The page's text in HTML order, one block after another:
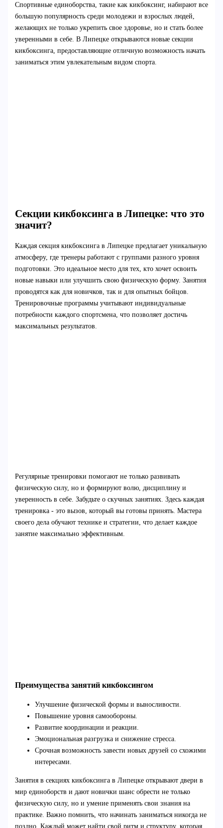
Спортивные единоборства, такие как кикбоксинг, набирают все
большую популярность среди молодежи и взрослых людей,
желающих не только укрепить свое здоровье, но и стать более
уверенными в себе. В Липецке открываются новые секции
кикбоксинга, предоставляющие отличную возможность начать
заниматься этим увлекательным видом спорта.
Секции кикбоксинга в Липецке: что это
значит?
Каждая секция кикбоксинга в Липецке предлагает уникальную
атмосферу, где тренеры работают с группами разного уровня
подготовки. Это идеальное место для тех, кто хочет освоить
новые навыки или улучшить свою физическую форму. Занятия
проводятся как для новичков, так и для опытных бойцов.
Тренировочные программы учитывают индивидуальные
потребности каждого спортсмена, что позволяет достичь
максимальных результатов.
Регулярные тренировки помогают не только развивать
физическую силу, но и формируют волю, дисциплину и
уверенность в себе. Забудьте о скучных занятиях. Здесь каждая
тренировка - это вызов, который вы готовы принять. Мастера
своего дела обучают технике и стратегии, что делает каждое
занятие максимально эффективным.
Преимущества занятий кикбоксингом
Улучшение физической формы и выносливости.
Повышение уровня самообороны.
Развитие координации и реакции.
Эмоциональная разгрузка и снижение стресса.
Срочная возможность завести новых друзей со схожими
интересами.
Занятия в секциях кикбоксинга в Липецке открывают двери в
мир единоборств и дают новички шанс обрести не только
физическую силу, но и умение применять свои знания на
практике. Важно помнить, что начинать заниматься никогда не
поздно. Каждый может найти свой ритм и структуру, которая